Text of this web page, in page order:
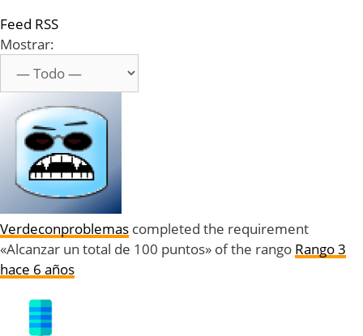
Feed RSS
Mostrar:
Verdeconproblemas completed the requirement
«Alcanzar un total de 100 puntos» of the rango Rango 3
hace 6 años